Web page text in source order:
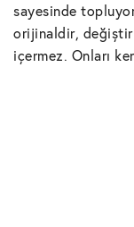
sayesinde
orijinaldir,
içermez. Onları